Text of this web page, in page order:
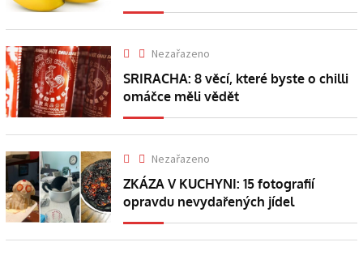
Nezařazeno
SRIRACHA: 8 věcí, které byste o chilli
omáčce měli vědět
Nezařazeno
ZKÁZA V KUCHYNI: 15 fotografií
opravdu nevydařených jídel